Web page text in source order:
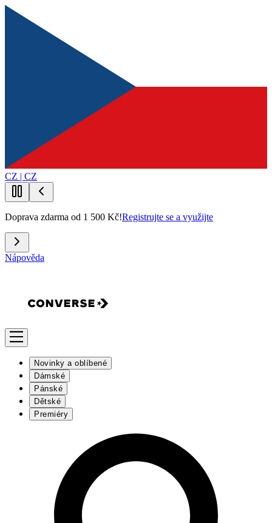
CZ | CZ
Doprava zdarma od 1 500 Kč!Registrujte se a využijte
Nápověda
Novinky a oblíbené
Dámské
Pánské
Dětské
Premiéry